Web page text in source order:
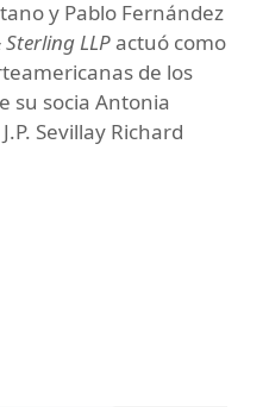
y Pablo Fernández
LLPactuó como
de los
su socia Antonia
Sevillay Richard